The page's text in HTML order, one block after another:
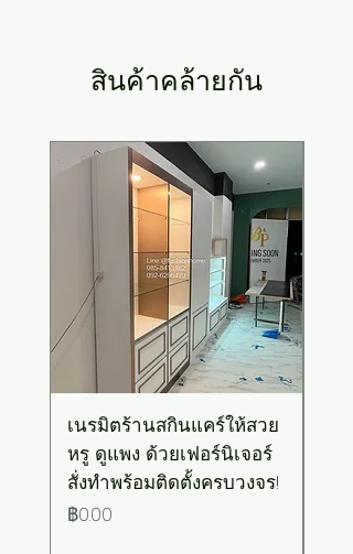
สินค้าคล้ายกัน
เนรมิตร้านสกินแคร์ให้สวย
หรู ดูแพง ด้วยเฟอร์นิเจอร์
สั่งทำพร้อมติดตั้งครบวงจร!
ราคา
฿0.00